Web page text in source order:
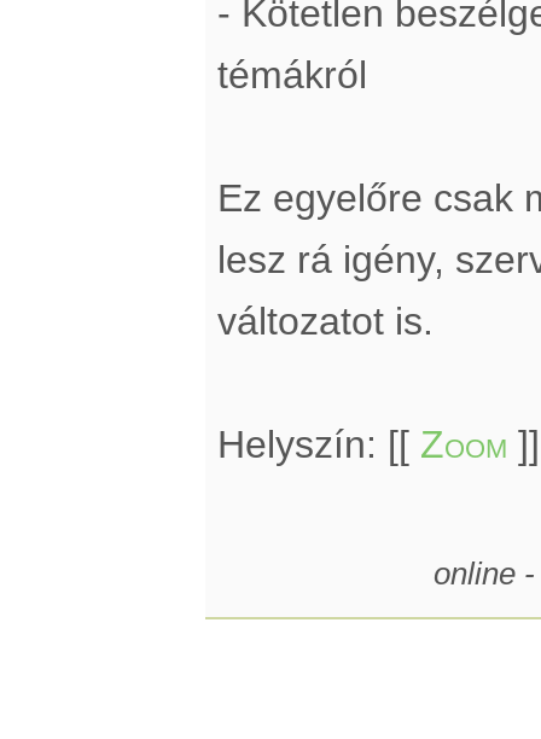
- Kötetlen
témákról
Ez egyelőre csak
lesz rá igény,
változatot is.
Helyszín: [[ Zoom ]]
online